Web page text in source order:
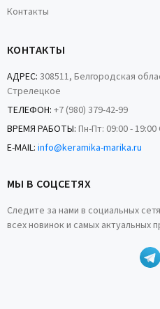
Контакты
КОНТАКТЫ
АДРЕС: 308511, Белгородская
Стрелецкое
ТЕЛЕФОН: +7 (980) 379-42-99
ВРЕМЯ РАБОТЫ: Пн-Пт: 09:00 -
E-MAIL: info@keramika-marika.ru
МЫ В СОЦСЕТЯХ
Следите за нами в социальных
всех новинок и самых актуальных